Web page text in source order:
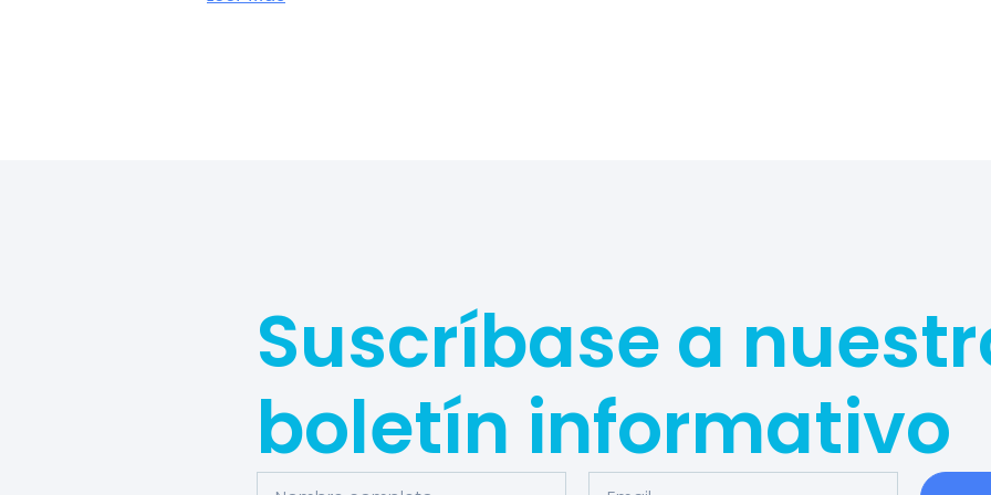
Suscríbase a
boletín informativo